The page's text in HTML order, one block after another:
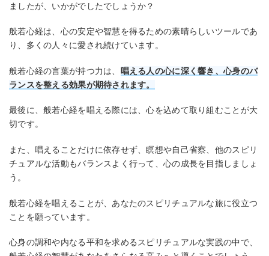
ましたが、いかがでしたでしょうか？
般若心経は、心の安定や智慧を得るための素晴らしいツールであ
り、多くの人々に愛され続けています。
般若心経の言葉が持つ力は、
唱える人の心に深く響き、心身のバ
ランスを整える効果が期待されます。
最後に、般若心経を唱える際には、心を込めて取り組むことが大
切です。
また、唱えることだけに依存せず、瞑想や自己省察、他のスピリ
チュアルな活動もバランスよく行って、心の成長を目指しましょ
う。
般若心経を唱えることが、あなたのスピリチュアルな旅に役立つ
ことを願っています。
心身の調和や内なる平和を求めるスピリチュアルな実践の中で、